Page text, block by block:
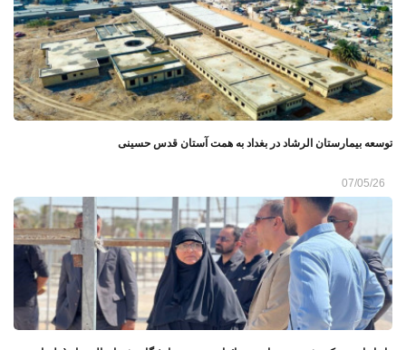
توسعه بیمارستان الرشاد در بغداد به همت آستان قدس حسینی
07/05/26